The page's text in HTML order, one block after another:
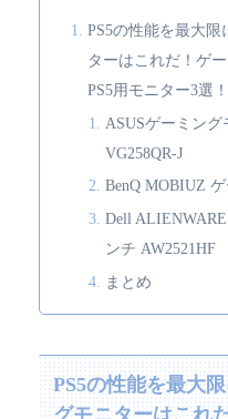
PS5の性能を最大
ターはこれだ！ゲ
PS5用モニター3選！
ASUSゲーミング
VG258QR-J
BenQ MOBIUZ
Dell
ンチ AW2521HF
まとめ
PS5の性能を最大
グモニターはこれ